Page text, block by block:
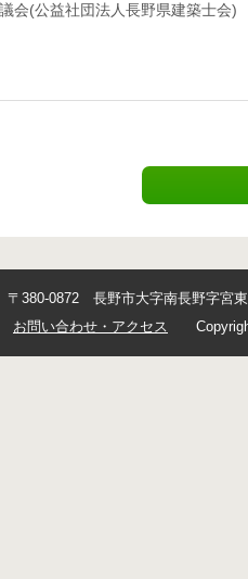
会(公益社団法人長野県建築士会)
〒380-0872 長野市大字南長野字宮
お問い合わせ・アクセス